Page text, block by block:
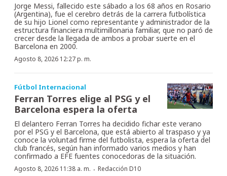
Jorge Messi, fallecido este sábado a los 68 años en Rosario
(Argentina), fue el cerebro detrás de la carrera futbolística
de su hijo Lionel como representante y administrador de la
estructura financiera multimillonaria familiar, que no paró de
crecer desde la llegada de ambos a probar suerte en el
Barcelona en 2000.
Agosto 8, 2026 12:27 p. m.
Fútbol Internacional
Ferran Torres elige al PSG y el
Barcelona espera la oferta
El delantero Ferran Torres ha decidido fichar este verano
por el PSG y el Barcelona, que está abierto al traspaso y ya
conoce la voluntad firme del futbolista, espera la oferta del
club francés, según han informado varios medios y han
confirmado a EFE fuentes conocedoras de la situación.
Agosto 8, 2026 11:38 a. m. · Redacción D10